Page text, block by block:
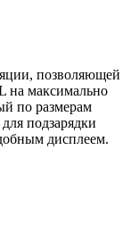
позволяющей
на максимально
по размерам
подзарядки
дисплеем.